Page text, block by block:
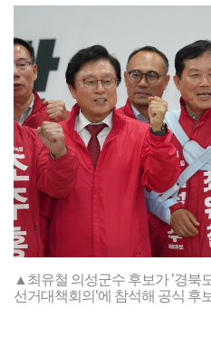
▲최유철 의성군수 후보가 '경북
선거대책회의'에 참석해 공식 후